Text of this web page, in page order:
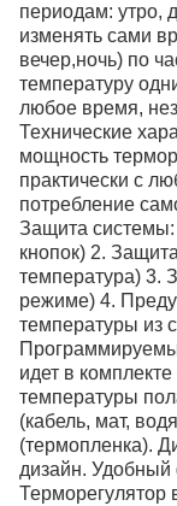
периодам: утро,
изменять сами
вечер,ночь) по
температуру
любое время,
Технические
мощность
практически с
потребление
Защита системы:
кнопок) 2.
температура) 3.
режиме) 4.
температуры из
идет в
температуры
(кабель, мат,
(термопленка).
дизайн.
Терморегулятор